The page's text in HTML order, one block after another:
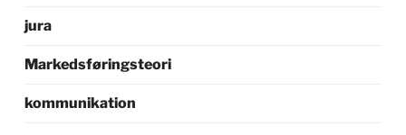
jura
Markedsføringsteori
kommunikation